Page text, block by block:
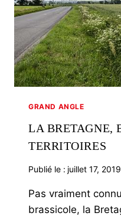
GRAND ANGLE
LA BRETAGNE,
TERRITOIRES
Publié le : juillet 17, 2019
Pas vraiment
brassicole, la